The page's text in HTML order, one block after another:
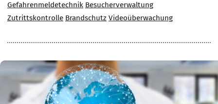
Gefahrenmeldetechnik Besucherverwaltung
Zutrittskontrolle Brandschutz Videoüberwachung